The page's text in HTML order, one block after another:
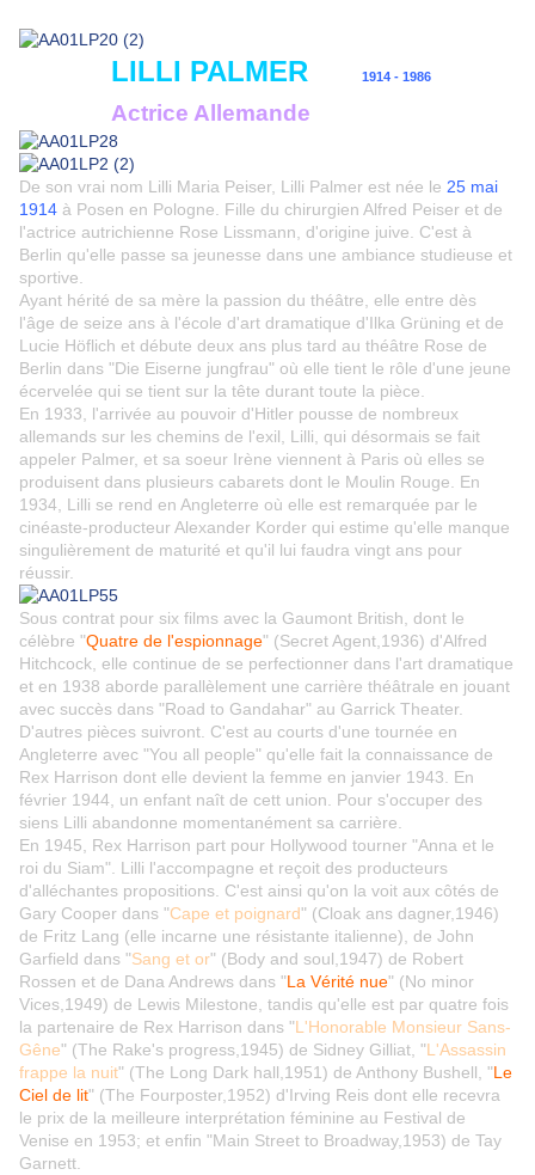
LILLI PALMER 1914 - 1986
Actrice Allemande
De son vrai nom Lilli Maria Peiser, Lilli Palmer est née le 25 mai
1914 à Posen en Pologne. Fille du chirurgien Alfred Peiser et de
l'actrice autrichienne Rose Lissmann, d'origine juive. C'est à
Berlin qu'elle passe sa jeunesse dans une ambiance studieuse et
sportive.
Ayant hérité de sa mère la passion du théâtre, elle entre dès
l'âge de seize ans à l'école d'art dramatique d'Ilka Grüning et de
Lucie Höflich et débute deux ans plus tard au théâtre Rose de
Berlin dans "Die Eiserne jungfrau" où elle tient le rôle d'une jeune
écervelée qui se tient sur la tête durant toute la pièce.
En 1933, l'arrivée au pouvoir d'Hitler pousse de nombreux
allemands sur les chemins de l'exil, Lilli, qui désormais se fait
appeler Palmer, et sa soeur Irène viennent à Paris où elles se
produisent dans plusieurs cabarets dont le Moulin Rouge. En
1934, Lilli se rend en Angleterre où elle est remarquée par le
cinéaste-producteur Alexander Korder qui estime qu'elle manque
singulièrement de maturité et qu'il lui faudra vingt ans pour
réussir.
Sous contrat pour six films avec la Gaumont British, dont le
célèbre "Quatre de l'espionnage" (Secret Agent,1936) d'Alfred
Hitchcock, elle continue de se perfectionner dans l'art dramatique
et en 1938 aborde parallèlement une carrière théâtrale en jouant
avec succès dans "Road to Gandahar" au Garrick Theater.
D'autres pièces suivront. C'est au courts d'une tournée en
Angleterre avec "You all people" qu'elle fait la connaissance de
Rex Harrison dont elle devient la femme en janvier 1943. En
février 1944, un enfant naît de cett union. Pour s'occuper des
siens Lilli abandonne momentanément sa carrière.
En 1945, Rex Harrison part pour Hollywood tourner "Anna et le
roi du Siam". Lilli l'accompagne et reçoit des producteurs
d'alléchantes propositions. C'est ainsi qu'on la voit aux côtés de
Gary Cooper dans "Cape et poignard" (Cloak ans dagner,1946)
de Fritz Lang (elle incarne une résistante italienne), de John
Garfield dans "Sang et or" (Body and soul,1947) de Robert
Rossen et de Dana Andrews dans "La Vérité nue" (No minor
Vices,1949) de Lewis Milestone, tandis qu'elle est par quatre fois
la partenaire de Rex Harrison dans "L'Honorable Monsieur Sans-
Gêne" (The Rake's progress,1945) de Sidney Gilliat, "L'Assassin
frappe la nuit" (The Long Dark hall,1951) de Anthony Bushell, "Le
Ciel de lit" (The Fourposter,1952) d'Irving Reis dont elle recevra
le prix de la meilleure interprétation féminine au Festival de
Venise en 1953; et enfin "Main Street to Broadway,1953) de Tay
Garnett.